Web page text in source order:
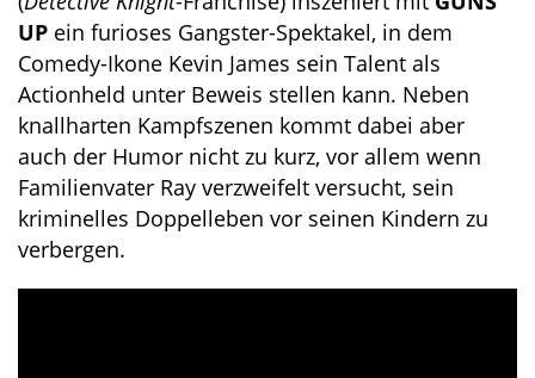
UP ein furioses Gangster-Spektakel, in dem
Comedy-Ikone Kevin James sein Talent als
Actionheld unter Beweis stellen kann. Neben
knallharten Kampfszenen kommt dabei aber
auch der Humor nicht zu kurz, vor allem wenn
Familienvater Ray verzweifelt versucht, sein
kriminelles Doppelleben vor seinen Kindern zu
verbergen.